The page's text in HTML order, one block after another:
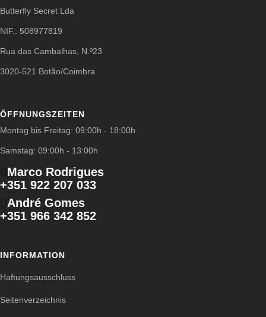
Butterfly Secret Lda
NIF.: 508977819
Rua das Cambalhas, N.º23
3020-521 Botão/Coimbra
ÖFFNUNGSZEITEN
Montag bis Freitag: 09:00h - 18:00h
Samstag: 09:00h - 13:00h
Marco Rodrigues
+351 922 207 033
André Gomes
+351 966 342 852
INFORMATION
Haftungsausschluss
Seitenverzeichnis